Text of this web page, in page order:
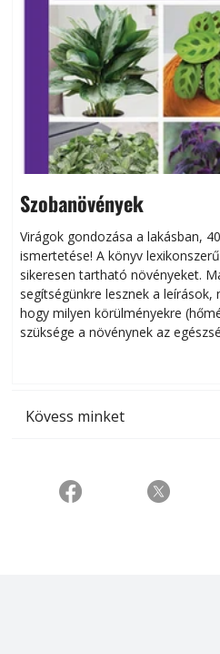
Szobanövények
Virágok gondozása a lakásban,
ismertetése! A könyv
sikeresen tart­ha­tó növényeket.
segítségünkre lesznek a
hogy milyen körülményekre
szüksége a növénynek az
Kövess minket